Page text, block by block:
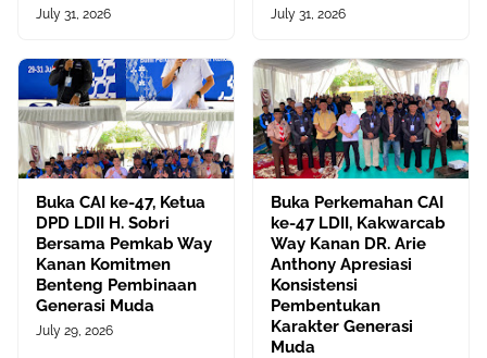
July 31, 2026 July 31, 2026
Buka CAI ke-47, Ketua
DPD LDII H. Sobri
Bersama Pemkab Way
Kanan Komitmen
Benteng Pembinaan
Generasi Muda
July 29, 2026
Buka Perkemahan CAI
ke-47 LDII, Kakwarcab
Way Kanan DR. Arie
Anthony Apresiasi
Konsistensi
Pembentukan
Karakter Generasi
Muda